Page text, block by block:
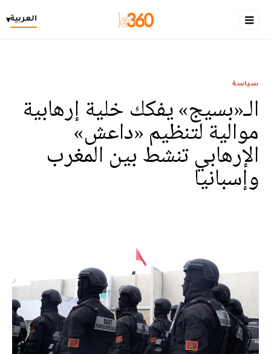
العربية▾
سياسة
الـ«بسيج» يفكك خلية إرهابية
موالية لتنظيم «داعش»
الإرهابي تنشط بين المغرب
وإسبانيا